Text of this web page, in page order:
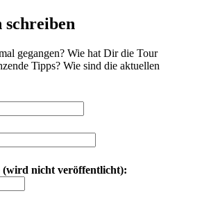
gegangen? Wie hat Dir die Tour
Tipps? Wie sind die aktuellen
(wird nicht veröffentlicht):